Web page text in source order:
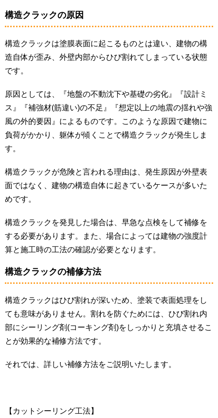
構造クラックの原因
構造クラックは塗膜表面に起こるものとは違い、建物の構
造自体が歪み、外壁内部からひび割れてしまっている状態
です。
原因としては、『地盤の不動沈下や基礎の劣化』『設計ミ
ス』『補強材(筋違い)の不足』『想定以上の地震の揺れや強
風の外的要因』によるものです。このような原因で建物に
負荷がかかり、躯体が傾くことで構造クラックが発生しま
す。
構造クラックが危険と言われる理由は、発生原因が外壁表
面ではなく、建物の構造自体に起きているケースが多いた
めです。
構造クラックを発見した場合は、早急な点検をして補修を
する必要があります。また、場合によっては建物の強度計
算と施工時の工法の確認が必要となります。
構造クラックの補修方法
構造クラックはひび割れが深いため、塗装で表面処理をし
ても意味がありません。割れを防ぐためには、ひび割れ内
部にシーリング剤(コーキング剤)をしっかりと充填させるこ
とが効果的な補修方法です。
それでは、詳しい補修方法をご説明いたします。
【カットシーリング工法】